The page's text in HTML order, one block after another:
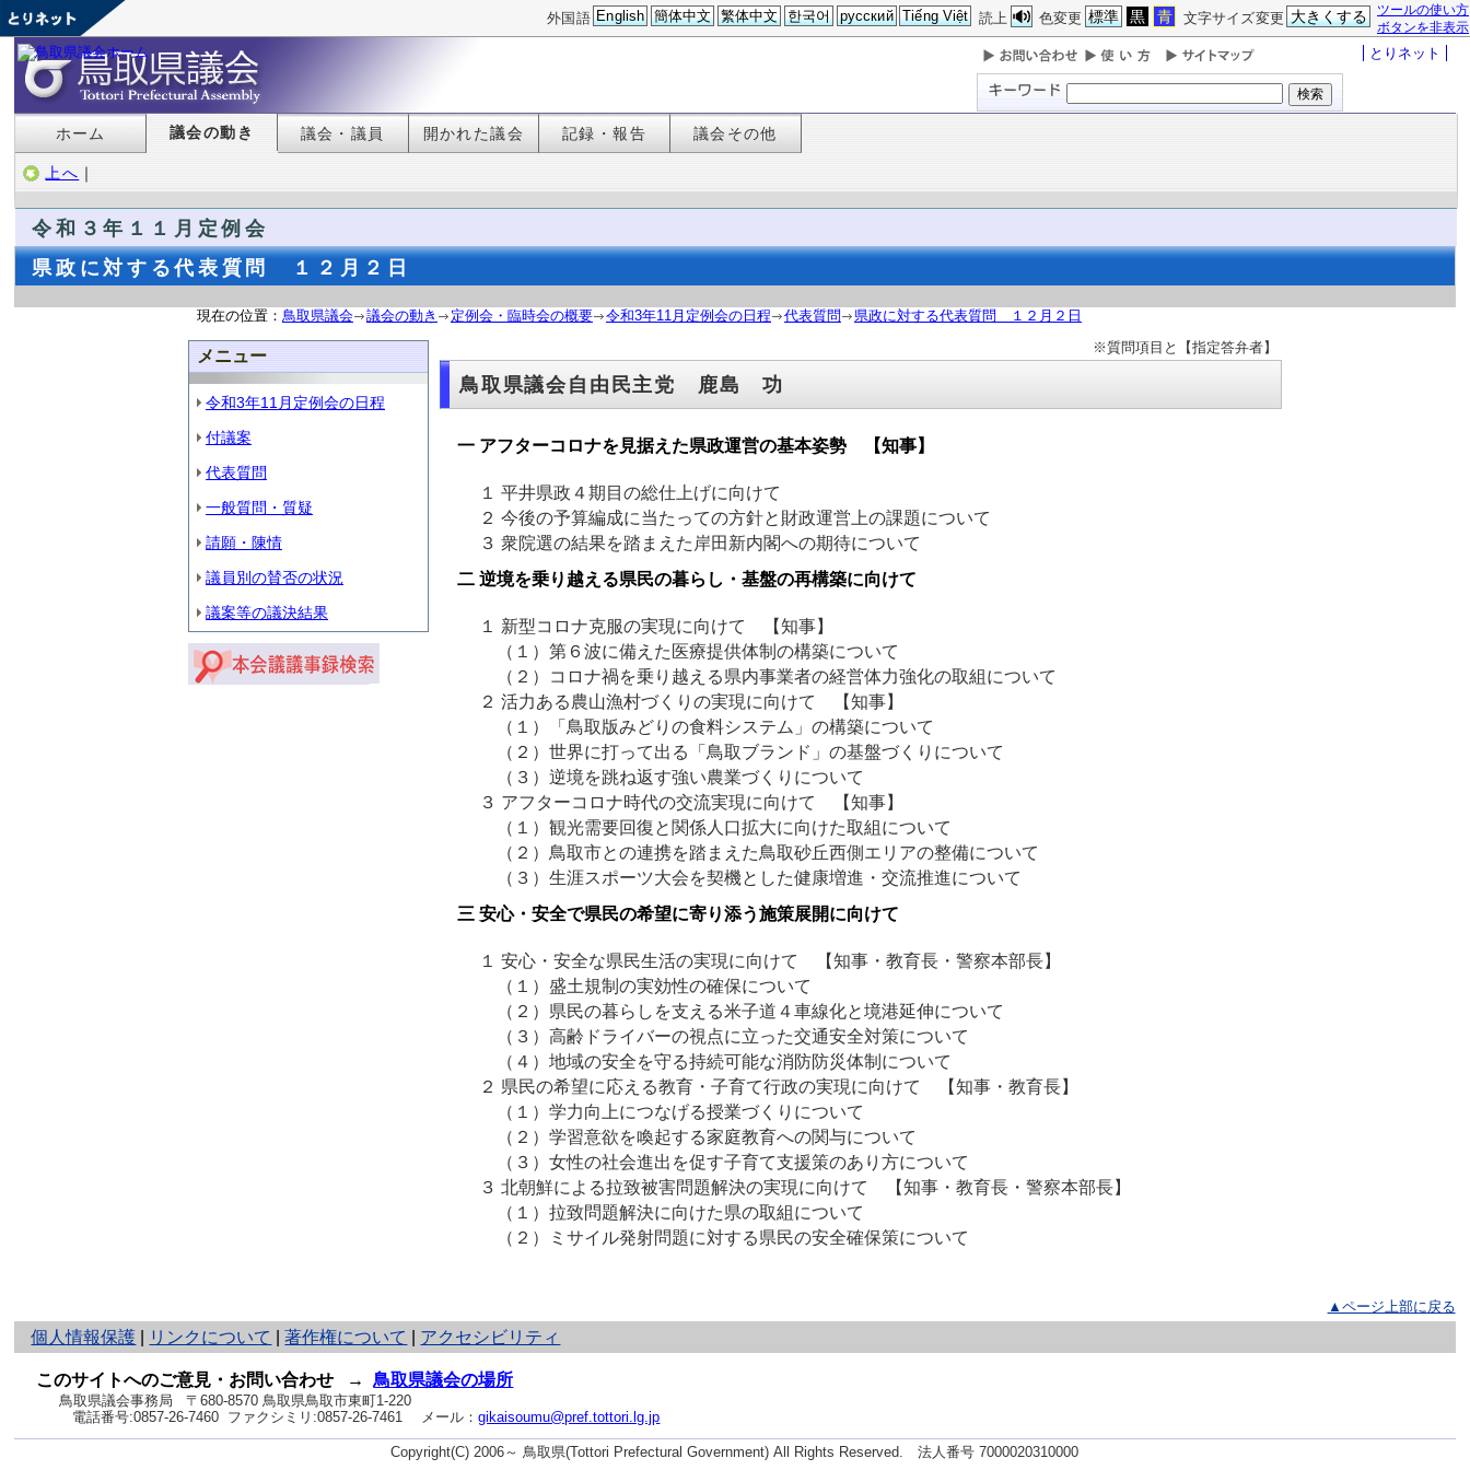
ツールの使い方
ボタンを非表示
文字サイズ変更 大きくする
色変更 標準 黒 青
読上
外国語 English 簡体中文 繁体中文 한국어 русский Tiếng Việt
とりネット
ホーム 議会の動き 議会・議員 開かれた議会 記録・報告 議会その他
上へ ｜
令和３年１１月定例会
県政に対する代表質問 １２月２日
現在の位置： 鳥取県議会 議会の動き 定例会・臨時会の概要 令和3年11月定例会の日程 代表質問 県政に対する代表質問 １２月２日
メニュー
令和3年11月定例会の日程
付議案
代表質問
一般質問・質疑
請願・陳情
議員別の賛否の状況
議案等の議決結果
※質問項目と【指定答弁者】
鳥取県議会自由民主党 鹿島 功
一 アフターコロナを見据えた県政運営の基本姿勢 【知事】
１ 平井県政４期目の総仕上げに向けて
２ 今後の予算編成に当たっての方針と財政運営上の課題について
３ 衆院選の結果を踏まえた岸田新内閣への期待について
二 逆境を乗り越える県民の暮らし・基盤の再構築に向けて
１ 新型コロナ克服の実現に向けて 【知事】
（１）第６波に備えた医療提供体制の構築について
（２）コロナ禍を乗り越える県内事業者の経営体力強化の取組について
２ 活力ある農山漁村づくりの実現に向けて 【知事】
（１）「鳥取版みどりの食料システム」の構築について
（２）世界に打って出る「鳥取ブランド」の基盤づくりについて
（３）逆境を跳ね返す強い農業づくりについて
３ アフターコロナ時代の交流実現に向けて 【知事】
（１）観光需要回復と関係人口拡大に向けた取組について
（２）鳥取市との連携を踏まえた鳥取砂丘西側エリアの整備について
（３）生涯スポーツ大会を契機とした健康増進・交流推進について
三 安心・安全で県民の希望に寄り添う施策展開に向けて
１ 安心・安全な県民生活の実現に向けて 【知事・教育長・警察本部長】
（１）盛土規制の実効性の確保について
（２）県民の暮らしを支える米子道４車線化と境港延伸について
（３）高齢ドライバーの視点に立った交通安全対策について
（４）地域の安全を守る持続可能な消防防災体制について
２ 県民の希望に応える教育・子育て行政の実現に向けて 【知事・教育長】
（１）学力向上につなげる授業づくりについて
（２）学習意欲を喚起する家庭教育への関与について
（３）女性の社会進出を促す子育て支援策のあり方について
３ 北朝鮮による拉致被害問題解決の実現に向けて 【知事・教育長・警察本部長】
（１）拉致問題解決に向けた県の取組について
（２）ミサイル発射問題に対する県民の安全確保策について
▲ページ上部に戻る
個人情報保護
と
り
ネ
ッ
ト
へ
リンクについて |著作権について アクセシビリティ
このサイトへのご意見・お問い合わせ →鳥取県議会の場所
鳥取県議会事務局
〒680-8570 鳥取県鳥取市東町1-220
電話番号:0857-26-7460 ファクシミリ:0857-26-7461 メール：gikaisoumu@pref.tottori.lg.jp
Copyright(C) 2006～ 鳥取県(Tottori Prefectural Government) All Rights Reserved. 法人番号 7000020310000